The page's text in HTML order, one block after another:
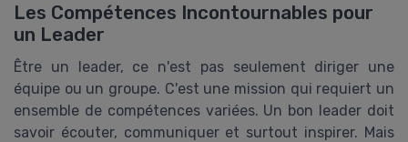
Les Compétences Incontournables pour
un Leader
Être un leader, ce n'est pas seulement diriger une
équipe ou un groupe. C'est une mission qui requiert un
ensemble de compétences variées. Un bon leader doit
savoir écouter, communiquer et surtout inspirer. Mais